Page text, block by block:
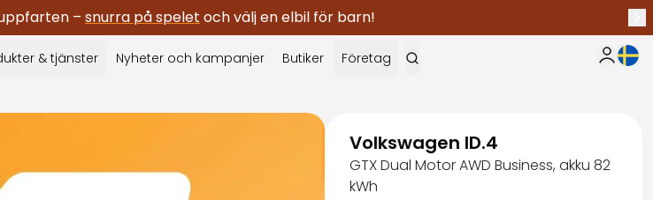
– snurra på spelet och välj en elbil för barn!
& tjänster Nyheter och kampanjer Butiker Företag Min Saka
Volkswagen ID.4
GTX Dual Motor AWD Business, akku 82
kWh